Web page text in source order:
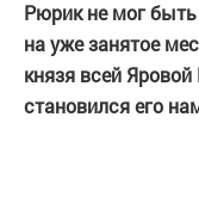
Рюрик не мог быть
на уже занятое
князя всей
становился его